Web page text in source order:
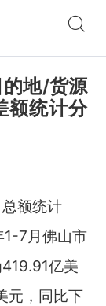
地/货源
额统计分
额统计
7月佛山市
亿美
元，同比下